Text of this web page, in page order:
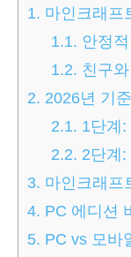
1. 마인크래프
1.1. 안정
1.2. 친구
2. 2026년 기
2.1. 1단계:
2.2. 2단계:
3. 마인크래프
4. PC 에디션
5. PC vs 모바